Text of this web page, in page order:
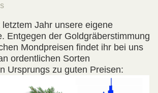
Jahr unsere eigene
Entgegen der Goldgräberstimmung
Mondpreisen findet ihr bei uns
ordentlichen Sorten
Ursprungs zu guten Preisen: